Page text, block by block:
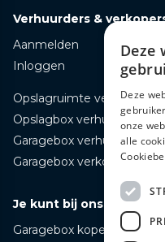
Verhuurders &
Aanmelden
Inloggen
Opslagruimte verhuren
Opslagbox verhuren
Garagebox verhuren
Garagebox verkopen
Je kunt bij ons terecht
Garagebox kopen
Deze
Deze
onze
alle